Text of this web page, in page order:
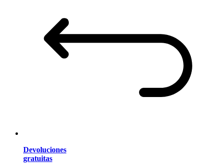
Devoluciones
gratuitas